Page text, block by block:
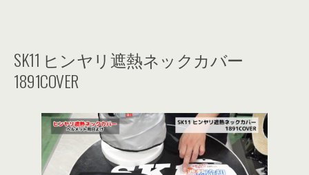
SK11 ヒンヤリ遮熱ネックカバー
1891COVER